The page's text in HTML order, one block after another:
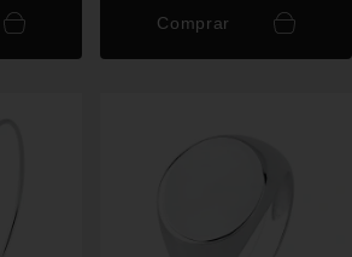
Comprar